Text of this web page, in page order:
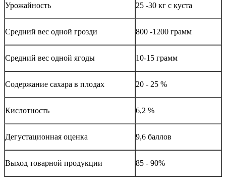
Урожайность 25 -30 кг с куста
Средний вес одной грозди 800 -1200 грамм
Средний вес одной ягоды 10-15 грамм
Содержание сахара в плодах 20 - 25 %
Кислотность 6,2 %
Дегустационная оценка 9,6 баллов
Выход товарной продукции 85 - 90%